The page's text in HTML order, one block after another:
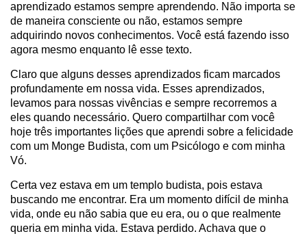
aprendizado estamos sempre aprendendo. Não importa se
de maneira consciente ou não, estamos sempre
adquirindo novos conhecimentos. Você está fazendo isso
agora mesmo enquanto lê esse texto.
Claro que alguns desses aprendizados ficam marcados
profundamente em nossa vida. Esses aprendizados,
levamos para nossas vivências e sempre recorremos a
eles quando necessário. Quero compartilhar com você
hoje três importantes lições que aprendi sobre a felicidade
com um Monge Budista, com um Psicólogo e com minha
Vó.
Certa vez estava em um templo budista, pois estava
buscando me encontrar. Era um momento difícil de minha
vida, onde eu não sabia que eu era, ou o que realmente
queria em minha vida. Estava perdido. Achava que o